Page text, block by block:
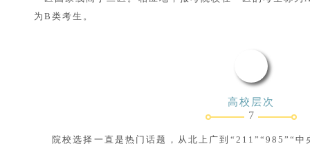
为B类考生。
高校层次
7
院校选择一直是热门话题，从北上广到“211”“985”“